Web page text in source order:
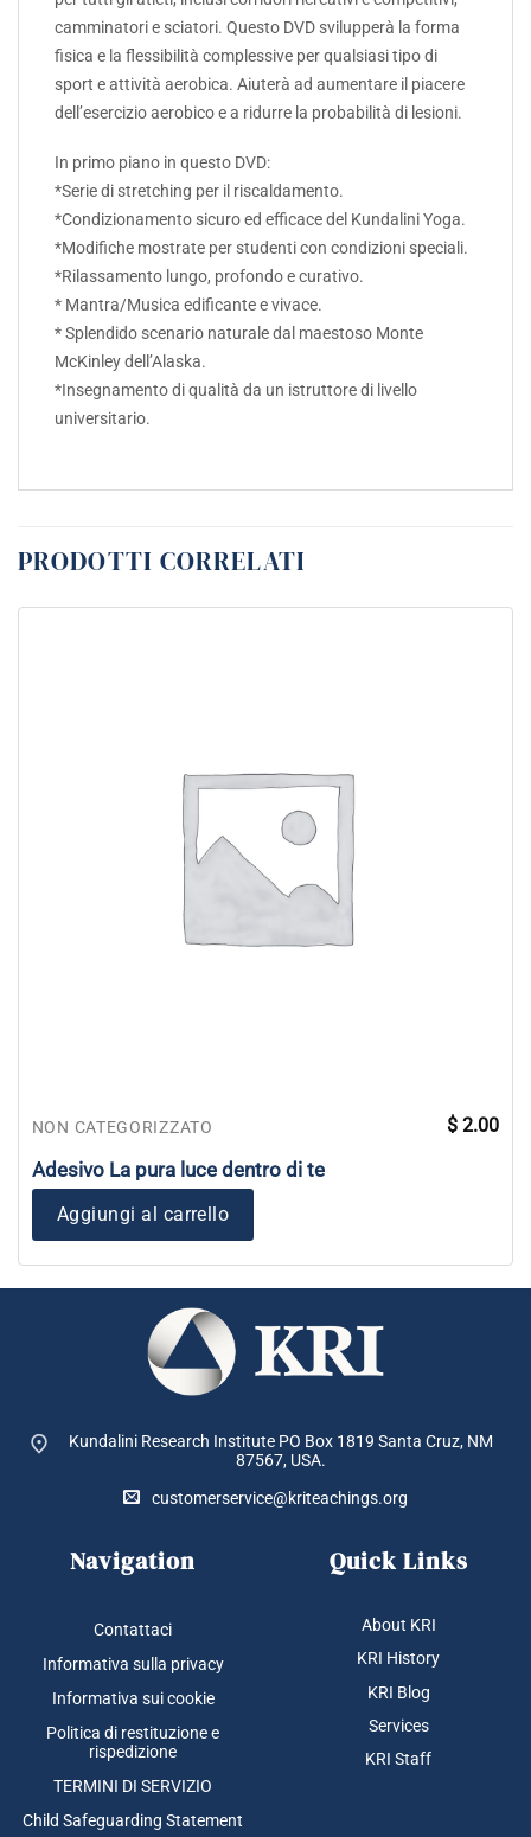
camminatori e sciatori. Questo DVD svilupperà la forma
fisica e la flessibilità complessive per qualsiasi tipo di
sport e attività aerobica. Aiuterà ad aumentare il piacere
dell’esercizio aerobico e a ridurre la probabilità di lesioni.
In primo piano in questo DVD:
*Serie di stretching per il riscaldamento.
*Condizionamento sicuro ed efficace del Kundalini Yoga.
*Modifiche mostrate per studenti con condizioni speciali.
*Rilassamento lungo, profondo e curativo.
* Mantra/Musica edificante e vivace.
* Splendido scenario naturale dal maestoso Monte
McKinley dell’Alaska.
*Insegnamento di qualità da un istruttore di livello
universitario.
PRODOTTI CORRELATI
NON CATEGORIZZATO
Adesivo La pura luce dentro di te
$ 2.00
Aggiungi al carrello
Kundalini Research Institute PO Box 1819 Santa Cruz, NM
87567, USA.
customerservice@kriteachings.org
Navigation
Contattaci
Informativa sulla privacy
Informativa sui cookie
Politica di restituzione e
rispedizione
TERMINI DI SERVIZIO
Child Safeguarding Statement
Quick Links
About KRI
KRI History
KRI Blog
Services
KRI Staff